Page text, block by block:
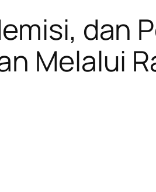
dan
Melalui